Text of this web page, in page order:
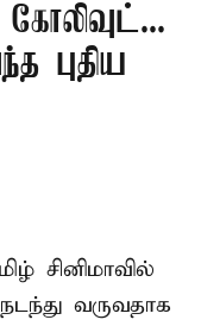
புதிய
சினிமாவில்
வருவதாக